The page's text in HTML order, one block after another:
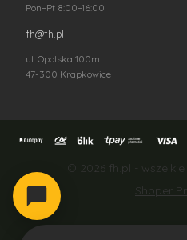
Pon–Pt 8:00–16:00
fh@fh.pl
ul. Opolska 100m
47-300 Krapkowice
© 2026 fh.pl - wszelkie
Shoper